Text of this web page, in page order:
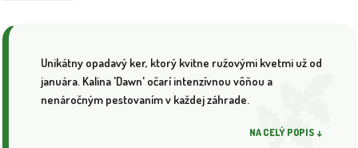
Unikátny opadavý ker, ktorý kvitne ružovými kvetmi už od
januára. Kalina 'Dawn' očarí intenzívnou vôňou a
nenáročným pestovaním v každej záhrade.
NA CELÝ POPIS ↓